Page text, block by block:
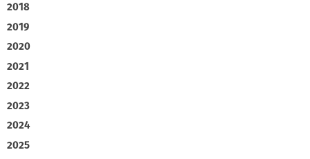
2018
2019
2020
2021
2022
2023
2024
2025